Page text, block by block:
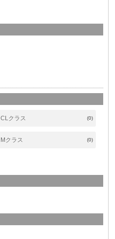
CLクラス (0)
Mクラス (0)